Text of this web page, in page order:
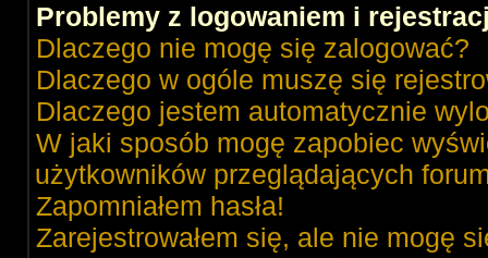
Problemy z logowaniem i
Dlaczego nie mogę się zalogować?
Dlaczego w ogóle muszę się
Dlaczego jestem automatycznie
W jaki sposób mogę zapobiec
użytkowników przeglądających
Zapomniałem hasła!
Zarejestrowałem się, ale nie mogę